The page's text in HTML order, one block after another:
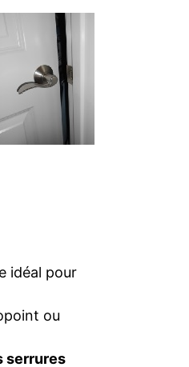
idéal pour
ou
serrures